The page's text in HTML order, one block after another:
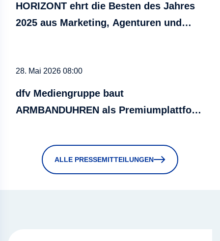
HORIZONT ehrt die Besten des Jahres
2025 aus Marketing, Agenturen und
28. Mai 2026 08:00
dfv Mediengruppe baut
ARMBANDUHREN als Premiumplattform
ALLE PRESSEMITTEILUNGEN